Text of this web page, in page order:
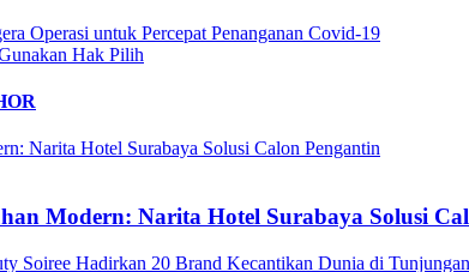
Operasi untuk Percepat Penanganan Covid-19
Hak Pilih
Modern: Narita Hotel Surabaya Solusi